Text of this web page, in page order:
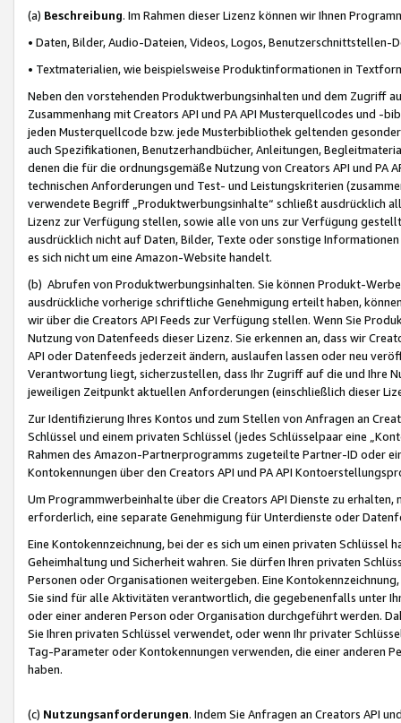
(a) Beschreibung. Im Rahmen dieser Lizenz können wir Ihnen
• Daten, Bilder, Audio-Dateien, Videos, Logos, Benutzerschnittstellen-
• Textmaterialien, wie beispielsweise Produktinformationen in
Neben den vorstehenden Produktwerbungsinhalten und dem Zugriff
Zusammenhang mit Creators API und PA API Musterquellcodes und
jeden Musterquellcode bzw. jede Musterbibliothek geltenden
auch Spezifikationen, Benutzerhandbücher, Anleitungen,
denen die für die ordnungsgemäße Nutzung von Creators API und PA
technischen Anforderungen und Test- und Leistungskriterien
verwendete Begriff „Produktwerbungsinhalte“ schließt ausdrücklich
Lizenz zur Verfügung stellen, sowie alle von uns zur Verfügung
ausdrücklich nicht auf Daten, Bilder, Texte oder sonstige
es sich nicht um eine Amazon-Website handelt.
(b) Abrufen von Produktwerbungsinhalten. Sie können Produkt-
ausdrückliche vorherige schriftliche Genehmigung erteilt haben,
wir über die Creators API Feeds zur Verfügung stellen. Wenn Sie
Nutzung von Datenfeeds dieser Lizenz. Sie erkennen an, dass wir
API oder Datenfeeds jederzeit ändern, auslaufen lassen oder neu
Verantwortung liegt, sicherzustellen, dass Ihr Zugriff auf die und Ihre
jeweiligen Zeitpunkt aktuellen Anforderungen (einschließlich dieser
Zur Identifizierung Ihres Kontos und zum Stellen von Anfragen an
Schlüssel und einem privaten Schlüssel (jedes Schlüsselpaar eine
Rahmen des Amazon-Partnerprogramms zugeteilte Partner-ID oder
Kontokennungen über den Creators API und PA API
Um Programmwerbeinhalte über die Creators API Dienste zu
erforderlich, eine separate Genehmigung für Unterdienste oder
Eine Kontokennzeichnung, bei der es sich um einen privaten
Geheimhaltung und Sicherheit wahren. Sie dürfen Ihren privaten
Personen oder Organisationen weitergeben. Eine
Sie sind für alle Aktivitäten verantwortlich, die gegebenenfalls unter
oder einer anderen Person oder Organisation durchgeführt werden.
Sie Ihren privaten Schlüssel verwendet, oder wenn Ihr privater
Tag-Parameter oder Kontokennungen verwenden, die einer anderen
haben.
(c) Nutzungsanforderungen. Indem Sie Anfragen an Creators API